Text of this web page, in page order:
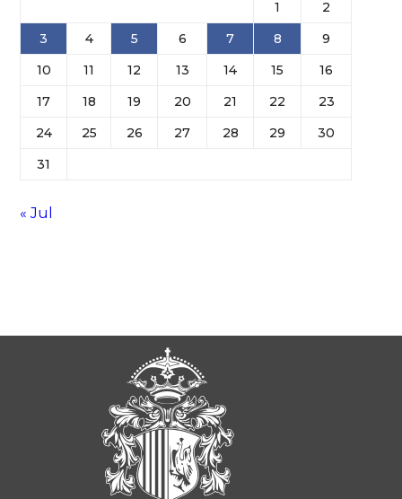
1
2
3
4 5 6 7 8
9
10
11 12 13 14 15
16
17
18 19 20 21 22
23
24
25 26 27 28 29
30
31
« Jul